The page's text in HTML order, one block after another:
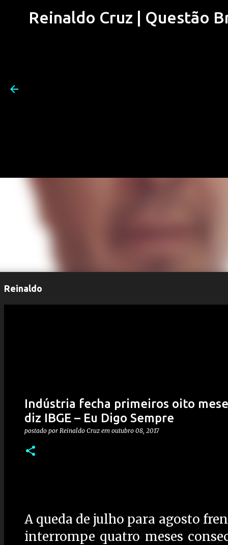
Reinaldo Cruz | Questão
Reinaldo
Indústria fecha primeiros oito
diz IBGE – Eu Digo Sempre
postado por Reinaldo Cruz em outubro 08, 2017
A queda de julho para agosto
interrompe quatro meses